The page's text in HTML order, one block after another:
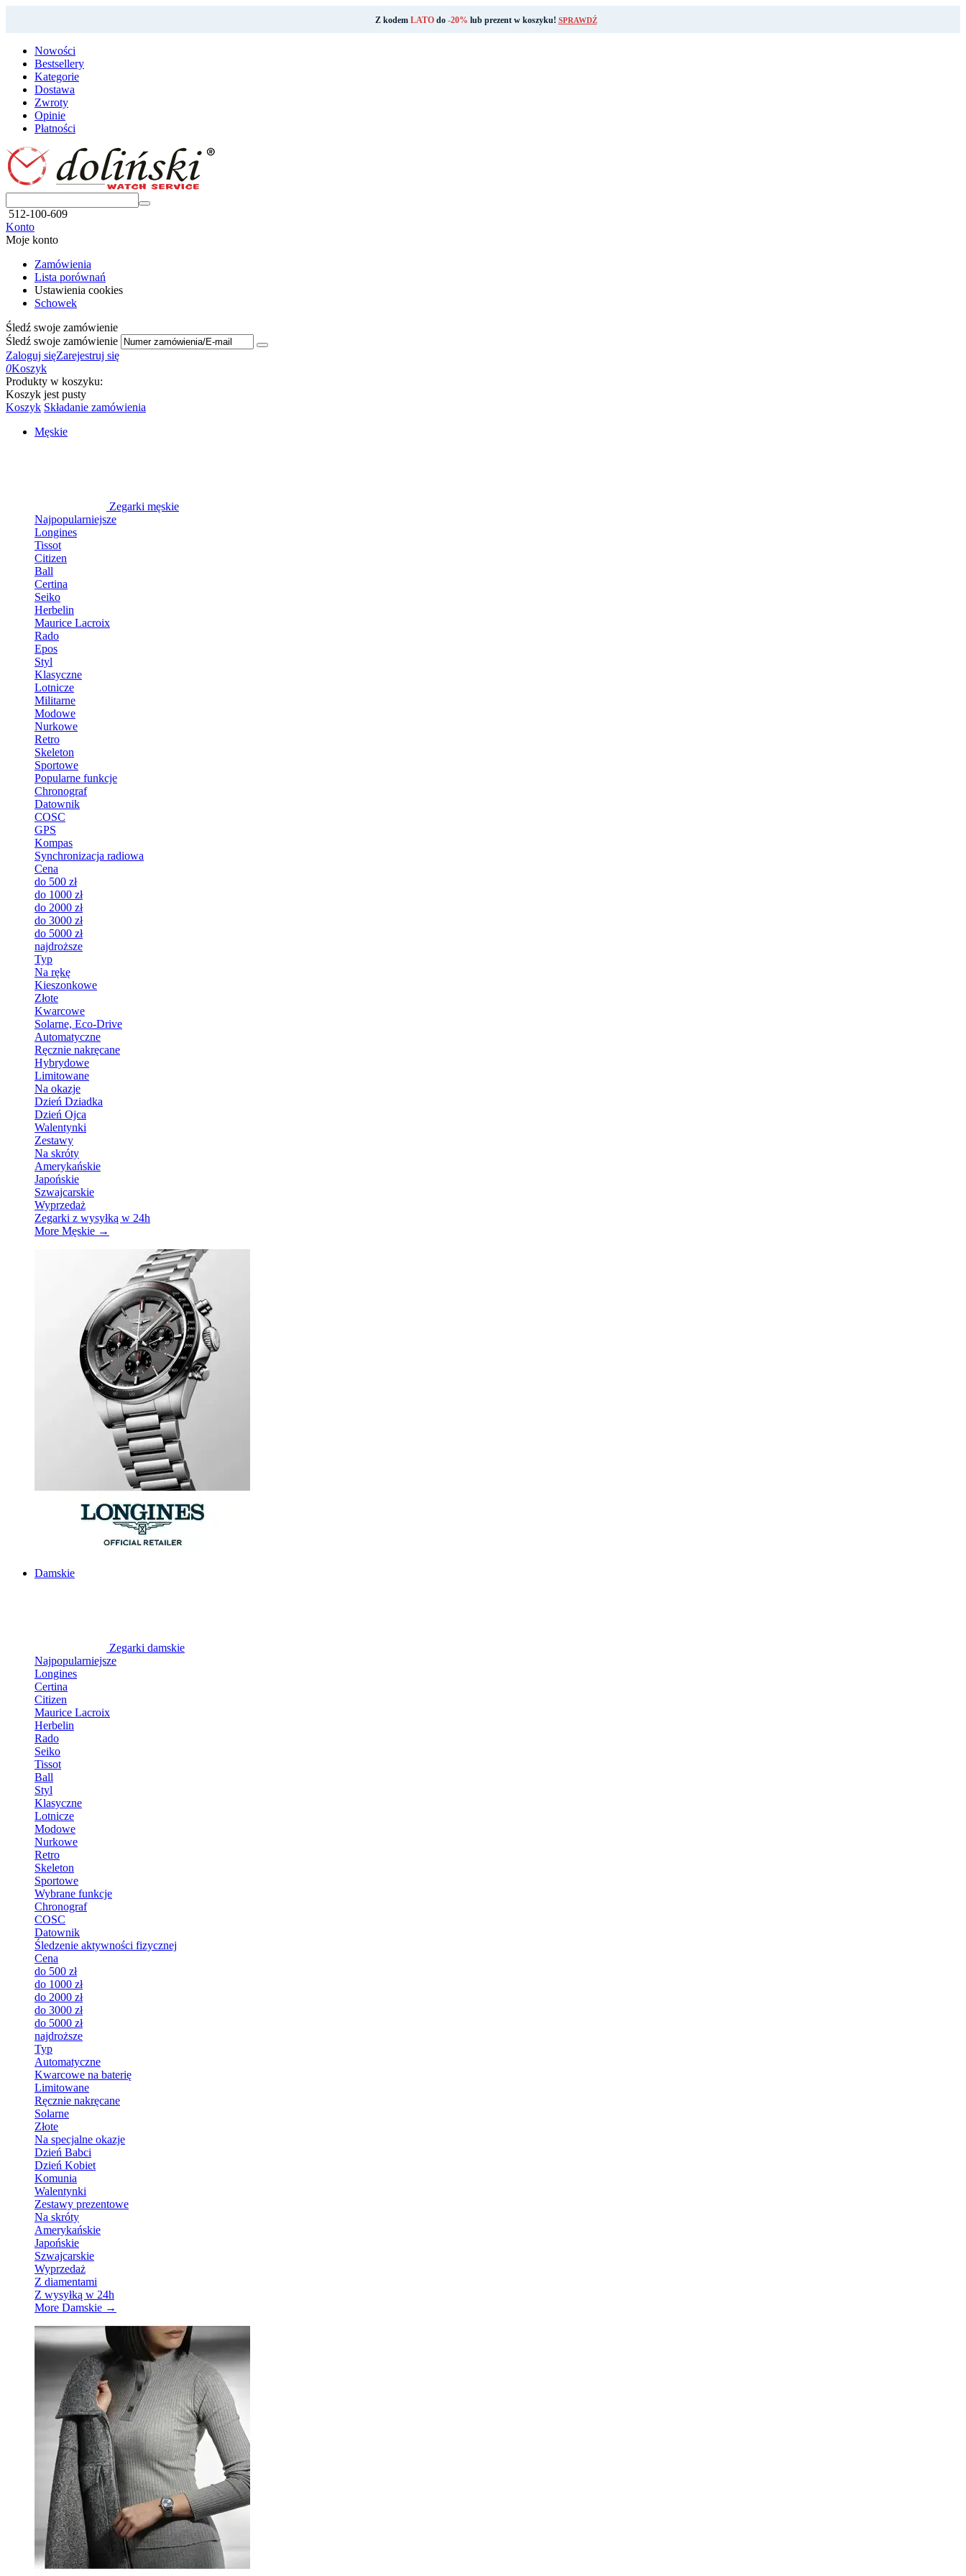
Z kodem LATOdo -20% lub prezent w koszyku! SPRAWDŹ
Nowości
Bestsellery
Kategorie
Dostawa
Zwroty
Opinie
Płatności
512-100-609
Konto
Moje konto
Zamówienia
Lista porównań
Ustawienia cookies
Schowek
Śledź swoje zamówienie
Śledź swoje zamówienie
Zaloguj sięZarejestruj się
0Koszyk
Produkty w koszyku:
Koszyk jest pusty
Koszyk Składanie zamówienia
Męskie
Zegarki męskie
Najpopularniejsze
Longines
Tissot
Citizen
Ball
Certina
Seiko
Herbelin
Maurice Lacroix
Rado
Epos
Styl
Klasyczne
Lotnicze
Militarne
Modowe
Nurkowe
Retro
Skeleton
Sportowe
Popularne funkcje
Chronograf
Datownik
COSC
GPS
Kompas
Synchronizacja radiowa
Cena
do 500 zł
do 1000 zł
do 2000 zł
do 3000 zł
do 5000 zł
najdroższe
Typ
Na rękę
Kieszonkowe
Złote
Kwarcowe
Solarne, Eco-Drive
Automatyczne
Ręcznie nakręcane
Hybrydowe
Limitowane
Na okazje
Dzień Dziadka
Dzień Ojca
Walentynki
Zestawy
Na skróty
Amerykańskie
Japońskie
Szwajcarskie
Wyprzedaż
Zegarki z wysyłką w 24h
More Męskie →
Damskie
Zegarki damskie
Najpopularniejsze
Longines
Certina
Citizen
Maurice Lacroix
Herbelin
Rado
Seiko
Tissot
Ball
Styl
Klasyczne
Lotnicze
Modowe
Nurkowe
Retro
Skeleton
Sportowe
Wybrane funkcje
Chronograf
COSC
Datownik
Śledzenie aktywności fizycznej
Cena
do 500 zł
do 1000 zł
do 2000 zł
do 3000 zł
do 5000 zł
najdroższe
Typ
Automatyczne
Kwarcowe na baterię
Limitowane
Ręcznie nakręcane
Solarne
Złote
Na specjalne okazje
Dzień Babci
Dzień Kobiet
Komunia
Walentynki
Zestawy prezentowe
Na skróty
Amerykańskie
Japońskie
Szwajcarskie
Wyprzedaż
Z diamentami
Z wysyłką w 24h
More Damskie →